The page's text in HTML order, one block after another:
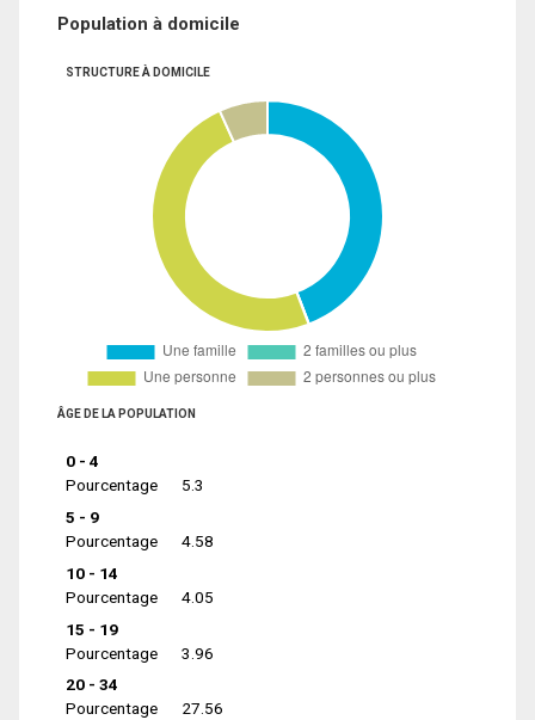
Population à domicile
STRUCTURE À DOMICILE
ÂGE DE LA POPULATION
0 - 4
Pourcentage
5.3
5 - 9
Pourcentage
4.58
10 - 14
Pourcentage
4.05
15 - 19
Pourcentage
3.96
20 - 34
Pourcentage
27.56